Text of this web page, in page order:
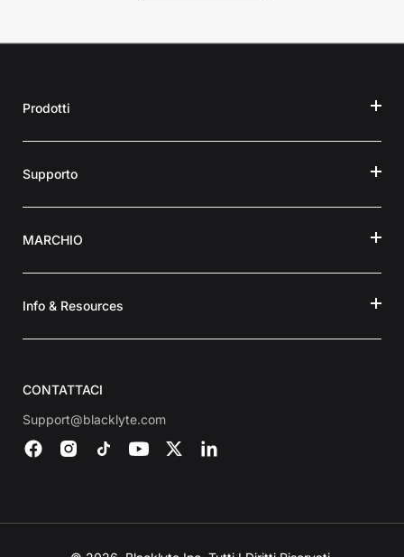
Prodotti
Supporto
MARCHIO
Info & Resources
CONTATTACI
Support@blacklyte.com